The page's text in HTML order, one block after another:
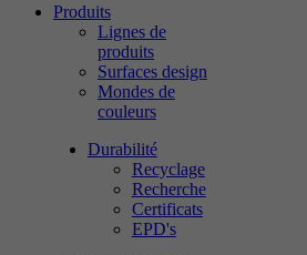
Produits
Lignes de
produits
Surfaces design
Mondes de
couleurs
Durabilité
Recyclage
Recherche
Certificats
EPD's